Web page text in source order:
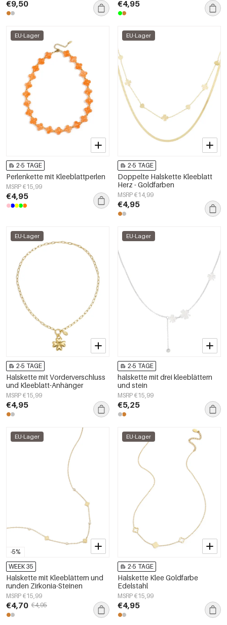
€9,50 €4,95
EU-Lager
2-5 TAGE
Perlenkette mit Kleeblattperlen
MSRP €15,99
€4,95
EU-Lager
2-5 TAGE
Doppelte Halskette Kleeblatt
Herz - Goldfarben
MSRP €14,99
€4,95
EU-Lager
2-5 TAGE
Halskette mit Vorderverschluss
und Kleeblatt-Anhänger
MSRP €15,99
€4,95
EU-Lager
2-5 TAGE
halskette mit drei kleeblättern
und stein
MSRP €15,99
€5,25
-5%
EU-Lager
WEEK 35
Halskette mit Kleeblättern und
runden Zirkonia-Steinen
MSRP €15,99
€4,70 €4,95
EU-Lager
2-5 TAGE
Halskette Klee Goldfarbe
Edelstahl
MSRP €15,99
€4,95